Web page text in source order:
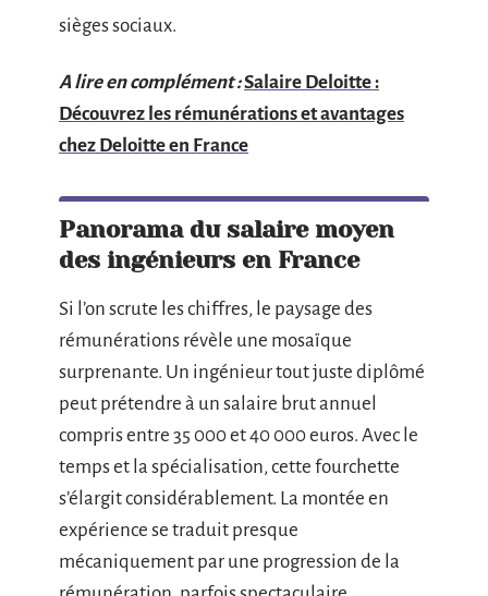
sièges sociaux.
A lire en complément :Salaire Deloitte :
Découvrez les rémunérations et avantages
chez Deloitte en France
Panorama du salaire moyen
des ingénieurs en France
Si l’on scrute les chiffres, le paysage des
rémunérations révèle une mosaïque
surprenante. Un ingénieur tout juste diplômé
peut prétendre à un salaire brut annuel
compris entre 35 000 et 40 000 euros. Avec le
temps et la spécialisation, cette fourchette
s’élargit considérablement. La montée en
expérience se traduit presque
mécaniquement par une progression de la